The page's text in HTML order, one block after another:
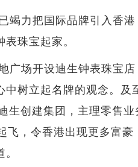
竭力把国际品牌引入香
珠宝起家。
广场开设迪生钟表珠宝
中树立起名牌的观念。
生创建集团，主理零售
飞，令香港出现更多富